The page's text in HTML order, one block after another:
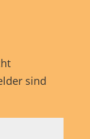
sind